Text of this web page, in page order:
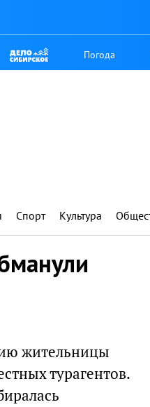
Погода
Спорт Культура
жительницы
турагентов.